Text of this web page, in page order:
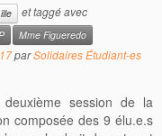
et taggé avec
Mme Figueredo
parSolidaires Étudiant-es
session de la
composée des 9 élu.e.s